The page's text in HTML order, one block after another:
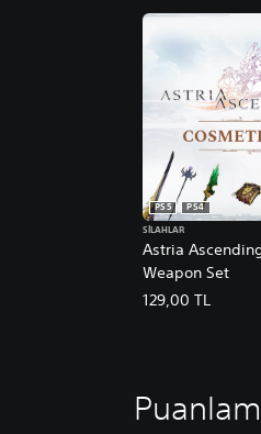
Astria
Weapon Set
PS5
PS4
SILAHLAR
129,00 TL